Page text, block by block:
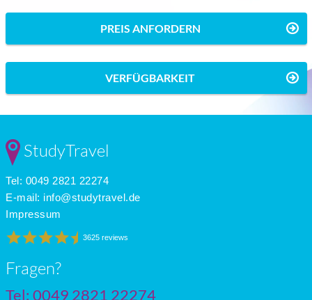
PREIS ANFORDERN
VERFÜGBARKEIT
StudyTravel
Tel: 0049 2821 22274
E-mail: info@studytravel.de
Impressum
3625 reviews
Fragen?
Tel: 0049 2821 22274